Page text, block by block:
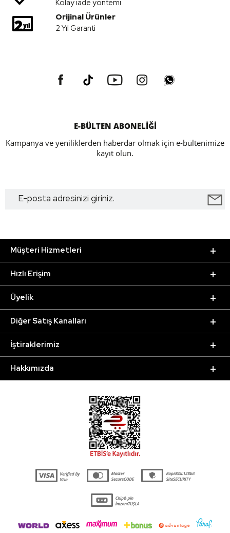
Kolay iade yöntemi
Orijinal Ürünler
2 Yıl Garanti
E-BÜLTEN ABONELİĞİ
Kampanya ve yeniliklerden haberdar olmak için e-bültenimize
kayıt olun.
Müşteri Hizmetleri
Hızlı Erişim
Üyelik
Diğer Satış Kanalları
İştiraklerimiz
Hakkımızda